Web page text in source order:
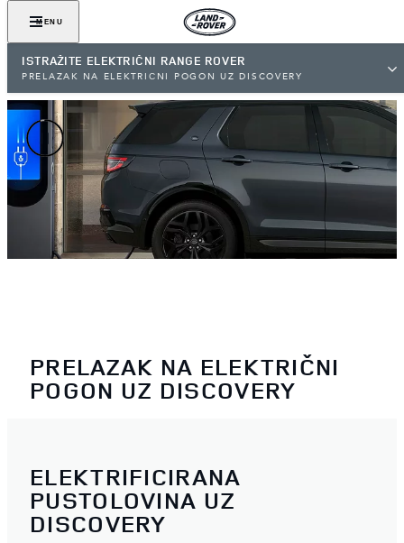
MENU
ISTRAŽITE ELEKTRIČNI RANGE ROVER
PRELAZAK NA ELEKTRIČNI POGON UZ DISCOVERY
PRELAZAK NA ELEKTRIČNI
POGON UZ DISCOVERY
ELEKTRIFICIRANA
PUSTOLOVINA UZ
DISCOVERY